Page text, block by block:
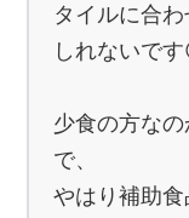
タイルに合
しれないで
少食の方な
で、
やはり補助